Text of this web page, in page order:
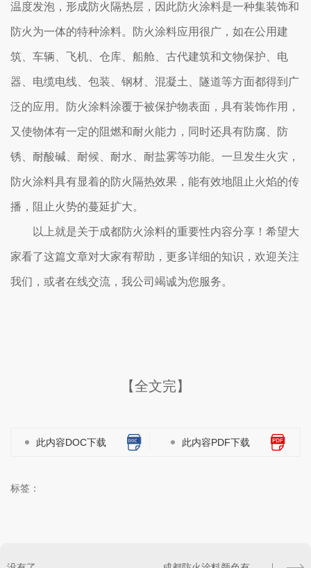
温度发泡，形成防火隔热层，因此防火涂料是一种集装饰和
防火为一体的特种涂料。防火涂料应用很广，如在公用建
筑、车辆、飞机、仓库、船舱、古代建筑和文物保护、电
器、电缆电线、包装、钢材、混凝土、隧道等方面都得到广
泛的应用。防火涂料涂覆于被保护物表面，具有装饰作用，
又使物体有一定的阻燃和耐火能力，同时还具有防腐、防
锈、耐酸碱、耐候、耐水、耐盐雾等功能。一旦发生火灾，
防火涂料具有显着的防火隔热效果，能有效地阻止火焰的传
播，阻止火势的蔓延扩大。
以上就是关于成都防火涂料的重要性内容分享！希望大
家看了这篇文章对大家有帮助，更多详细的知识，欢迎关注
我们，或者在线交流，我公司竭诚为您服务。
【全文完】
此内容DOC下载 此内容PDF下载
标签：